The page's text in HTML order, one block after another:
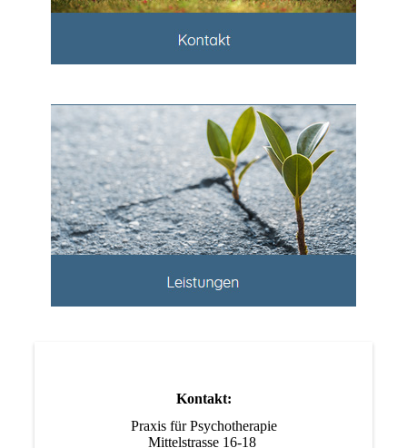
Kontakt:
Praxis für Psychotherapie
Mittelstrasse 16-18